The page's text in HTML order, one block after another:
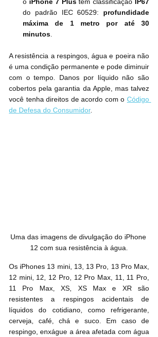
do padrão IEC 60529: profundidade
máxima de 1 metro por até 30
minutos
A resistência a respingos, água e poeira não
é uma condição permanente e pode diminuir
com o tempo. Danos por líquido não são
cobertos pela garantia da Apple, mas talvez
você tenha direitos de acordo com o Código
de Defesa do Consumidor.
Uma das imagens de divulgação do iPhone
12 com sua resistência à água.
Os iPhones 13 mini, 13, 13 Pro, 13 Pro Max,
12 mini, 12, 12 Pro, 12 Pro Max, 11, 11 Pro,
11 Pro Max, XS, XS Max e XR são
resistentes a respingos acidentais de
líquidos do cotidiano, como refrigerante,
cerveja, café, chá e suco. Em caso de
respingo, enxágue a área afetada com água